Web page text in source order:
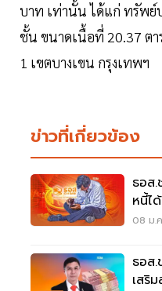
บาท เท่านั้น ได้แก่ ทรัพ
ชั้น ขนาดเนื้อที่ 20.37 ตา
1 เขตบางเขน กรุงเทพฯ
ข่าวที่เกี่ยวข้อง
ธอส
หนี้ไ
08 ม.
ธอส.
เสริ